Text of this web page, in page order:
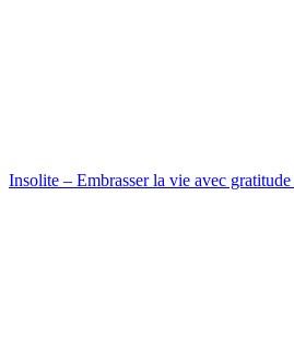
Insolite – Embrasser la vie avec